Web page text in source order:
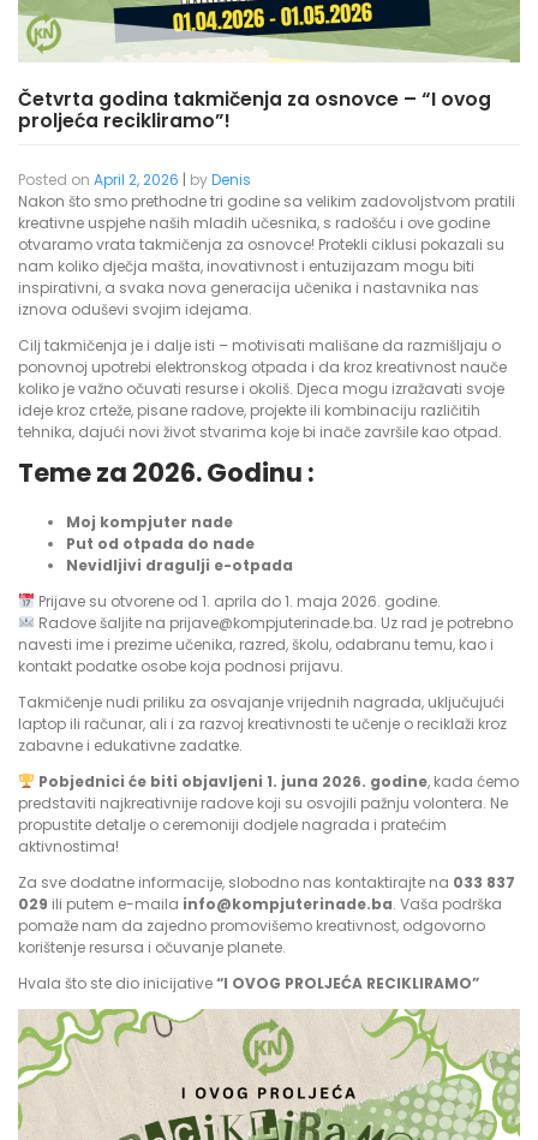
Četvrta godina takmičenja za osnovce – “I ovog
proljeća recikliramo”!
Posted on April 2, 2026 | byDenis
Nakon što smo prethodne tri godine sa velikim zadovoljstvom pratili
kreativne uspjehe naših mladih učesnika, s radošću i ove godine
otvaramo vrata takmičenja za osnovce! Protekli ciklusi pokazali su
nam koliko dječja mašta, inovativnost i entuzijazam mogu biti
inspirativni, a svaka nova generacija učenika i nastavnika nas
iznova oduševi svojim idejama.
Cilj takmičenja je i dalje isti – motivisati mališane da razmišljaju o
ponovnoj upotrebi elektronskog otpada i da kroz kreativnost nauče
koliko je važno očuvati resurse i okoliš. Djeca mogu izražavati svoje
ideje kroz crteže, pisane radove, projekte ili kombinaciju različitih
tehnika, dajući novi život stvarima koje bi inače završile kao otpad.
Teme za 2026. Godinu :
Moj kompjuter nade
Put od otpada do nade
Nevidljivi dragulji e-otpada
Prijave su otvorene od 1. aprila do 1. maja 2026. godine.
Radove šaljite na prijave@kompjuterinade.ba. Uz rad je potrebno
navesti ime i prezime učenika, razred, školu, odabranu temu, kao i
kontakt podatke osobe koja podnosi prijavu.
Takmičenje nudi priliku za osvajanje vrijednih nagrada, uključujući
laptop ili računar, ali i za razvoj kreativnosti te učenje o reciklaži kroz
zabavne i edukativne zadatke.
Pobjednici će biti objavljeni 1. juna 2026. godine, kada ćemo
predstaviti najkreativnije radove koji su osvojili pažnju volontera. Ne
propustite detalje o ceremoniji dodjele nagrada i pratećim
aktivnostima!
Za sve dodatne informacije, slobodno nas kontaktirajte na 033 837
029 ili putem e-maila info@kompjuterinade.ba. Vaša podrška
pomaže nam da zajedno promovišemo kreativnost, odgovorno
korištenje resursa i očuvanje planete.
Hvala što ste dio inicijative“I OVOG PROLJEĆA RECIKLIRAMO”